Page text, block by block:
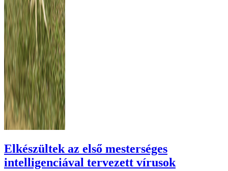
Elkészültek az első mesterséges
intelligenciával tervezett vírusok